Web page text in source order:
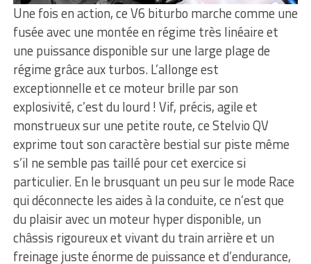
Une fois en action, ce V6 biturbo marche comme une
fusée avec une montée en régime très linéaire et
une puissance disponible sur une large plage de
régime grâce aux turbos. L’allonge est
exceptionnelle et ce moteur brille par son
explosivité, c’est du lourd ! Vif, précis, agile et
monstrueux sur une petite route, ce Stelvio QV
exprime tout son caractère bestial sur piste même
s’il ne semble pas taillé pour cet exercice si
particulier. En le brusquant un peu sur le mode Race
qui déconnecte les aides à la conduite, ce n’est que
du plaisir avec un moteur hyper disponible, un
châssis rigoureux et vivant du train arrière et un
freinage juste énorme de puissance et d’endurance,